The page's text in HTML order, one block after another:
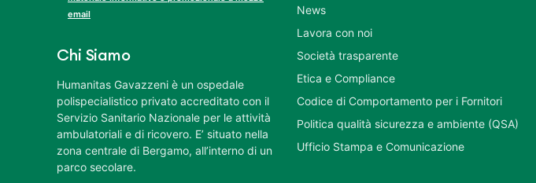
email
Chi Siamo
Humanitas Gavazzeni è un ospedale
polispecialistico privato accreditato con il
Servizio Sanitario Nazionale per le attività
ambulatoriali e di ricovero. E’ situato nella
zona centrale di Bergamo, all’interno di un
parco secolare.
News
Lavora con noi
Società trasparente
Etica e Compliance
Codice di Comportamento per i Fornitori
Politica qualità sicurezza e ambiente (QSA)
Ufficio Stampa e Comunicazione